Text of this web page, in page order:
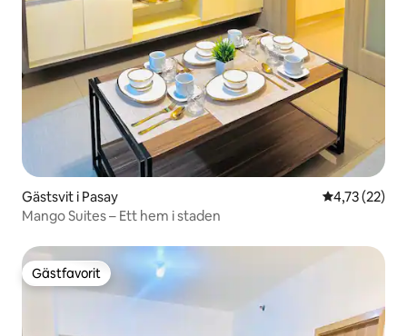
Gästsvit i Pasay 4,73 av 5 i
4,73 (22)
Mango Suites – Ett hem i staden
Gästfavorit
Gästfavorit